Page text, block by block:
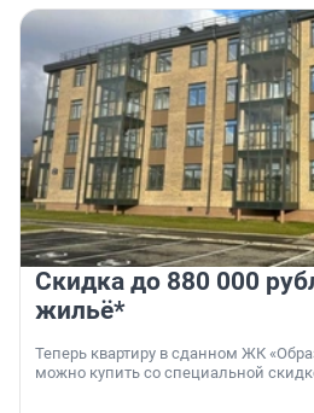
Скидка до 880 000
жильё*
Теперь квартиру в сданном ЖК
можно купить со специальной